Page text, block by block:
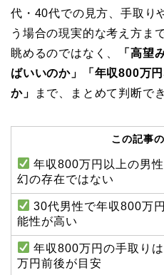
代・40代での見方、手取り
う場合の現実的な考え方ま
眺めるのではなく、
「高望
ばいいのか」「年収800万
か」
まで、まとめて判断で
この記事
年収800万円以上の男
幻の存在ではない
30代男性で年収800万
能性が高い
年収800万円の手取り
万円前後が目安